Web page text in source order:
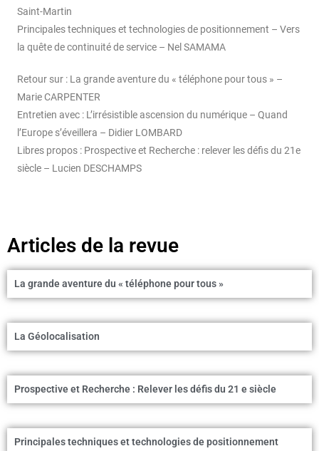
Saint-Martin
Principales techniques et technologies de positionnement – Vers
la quête de continuité de service – Nel SAMAMA
Retour sur : La grande aventure du « téléphone pour tous » –
Marie CARPENTER
Entretien avec : L’irrésistible ascension du numérique – Quand
l’Europe s’éveillera – Didier LOMBARD
Libres propos : Prospective et Recherche : relever les défis du 21e
siècle – Lucien DESCHAMPS
Articles de la revue
La grande aventure du « téléphone pour tous »
La Géolocalisation
Prospective et Recherche : Relever les défis du 21 e siècle
Principales techniques et technologies de positionnement